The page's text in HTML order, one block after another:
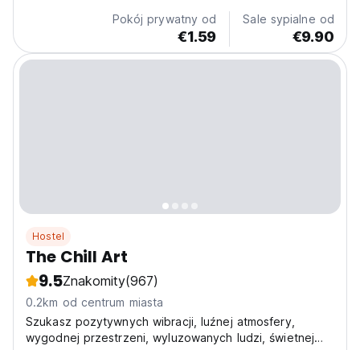
Pokój prywatny od
€1.59
Sale sypialne od
€9.90
Hostel
The Chill Art
9.5Znakomity(967)
0.2km od centrum miasta
Szukasz pozytywnych wibracji, luźnej atmosfery,
wygodnej przestrzeni, wyluzowanych ludzi, świetnej